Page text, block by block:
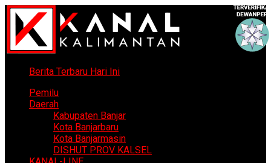
Berita Terbaru Hari Ini
Pemilu
Daerah
Kabupaten Banjar
Kota Banjarbaru
Kota Banjarmasin
DISHUT PROV KALSEL